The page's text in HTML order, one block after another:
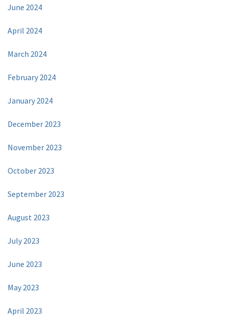
June 2024
April 2024
March 2024
February 2024
January 2024
December 2023
November 2023
October 2023
September 2023
August 2023
July 2023
June 2023
May 2023
April 2023